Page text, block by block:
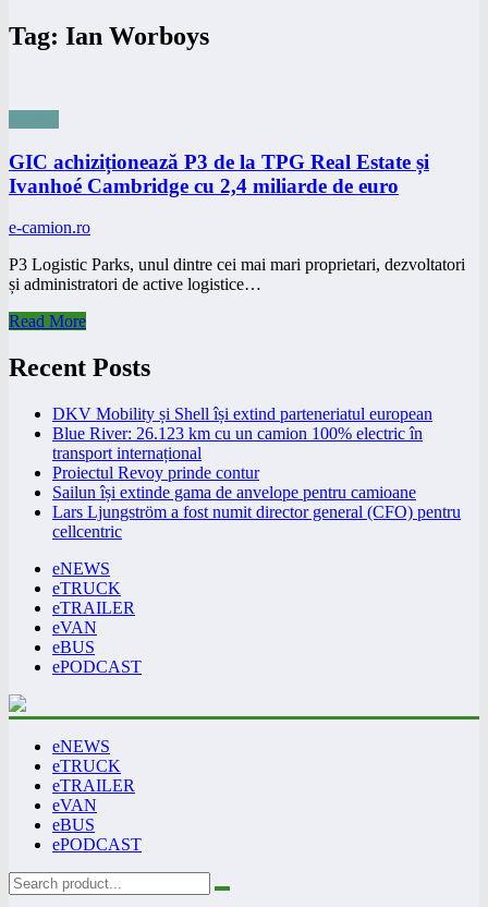
Tag: Ian Worboys
GIC achiziționează P3 de la TPG Real Estate și
Ivanhoé Cambridge cu 2,4 miliarde de euro
e-camion.ro
P3 Logistic Parks, unul dintre cei mai mari proprietari, dezvoltatori
și administratori de active logistice…
Read More
Recent Posts
DKV Mobility și Shell își extind parteneriatul european
Blue River: 26.123 km cu un camion 100% electric în
transport internațional
Proiectul Revoy prinde contur
Sailun își extinde gama de anvelope pentru camioane
Lars Ljungström a fost numit director general (CFO) pentru
cellcentric
eNEWS
eTRUCK
eTRAILER
eVAN
eBUS
ePODCAST
eNEWS
eTRUCK
eTRAILER
eVAN
eBUS
ePODCAST